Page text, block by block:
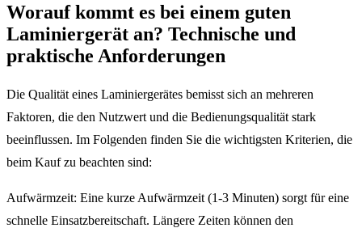
Worauf kommt es bei einem guten
Laminiergerät an? Technische und
praktische Anforderungen
Die Qualität eines Laminiergerätes bemisst sich an mehreren
Faktoren, die den Nutzwert und die Bedienungsqualität stark
beeinflussen. Im Folgenden finden Sie die wichtigsten Kriterien, die
beim Kauf zu beachten sind:
Aufwärmzeit: Eine kurze Aufwärmzeit (1-3 Minuten) sorgt für eine
schnelle Einsatzbereitschaft. Längere Zeiten können den